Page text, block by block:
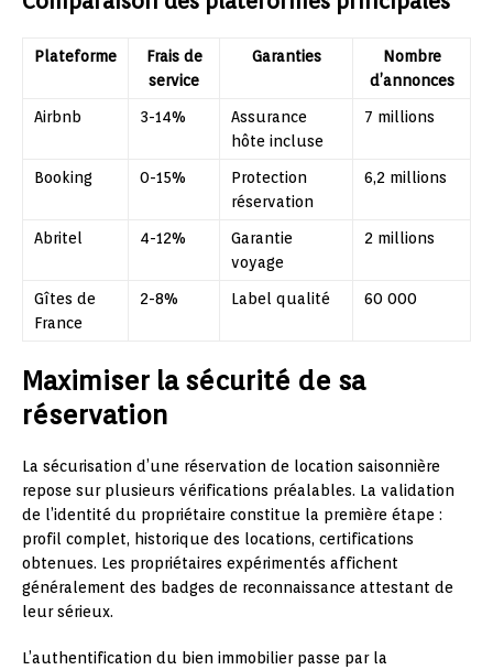
Plateforme
Frais de
service
Garanties
Nombre
d’annonces
Airbnb 3-14%
Assurance
hôte incluse
7 millions
Booking 0-15%
Protection
réservation
6,2 millions
Abritel 4-12%
Garantie
voyage
2 millions
Gîtes de
France
2-8% Label qualité 60 000
Maximiser la sécurité de sa
réservation
La sécurisation d’une réservation de location saisonnière
repose sur plusieurs vérifications préalables. La validation
de l’identité du propriétaire constitue la première étape :
profil complet, historique des locations, certifications
obtenues. Les propriétaires expérimentés affichent
généralement des badges de reconnaissance attestant de
leur sérieux.
L’authentification du bien immobilier passe par la